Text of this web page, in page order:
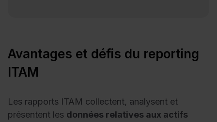
Avantages et défis du reporting
ITAM
Les rapports ITAM collectent, analysent et
présentent les données relatives aux actifs